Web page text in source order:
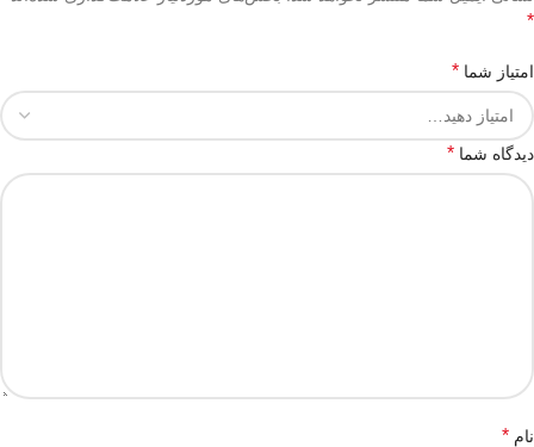
*
امتیاز شما *
دیدگاه شما *
نام *